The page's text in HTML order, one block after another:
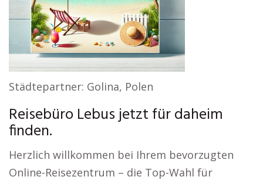
Städtepartner: Golina, Polen
Reisebüro Lebus jetzt für daheim
finden.
Herzlich willkommen bei Ihrem bevorzugten
Online-Reisezentrum – die Top-Wahl für